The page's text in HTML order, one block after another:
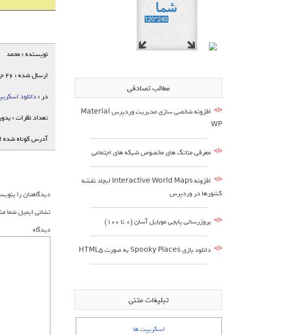
نویسنده : محمد
ارسال شده : 26 جولای 2019
در :دانلود
تعداد نظرات :
آدرس کوتاه
دیدگاهتان را
نشانی ایمیل شما
دیدگاه
مطالب تصادفی
افزونه شخصی سازی مدیریت وردپرس Material
WP
معرفی متاتگ های مخصوص شبکه های اجتماعی
افزونه Interactive World Maps ایجاد نقشه
کشورها در وردپرس
بروزرسانی پابجی موبایل آسان (0 تا 100)
دانلود بازي Spooky Places به صورت HTML5
تبلیغات متنی
اسکریپت ها